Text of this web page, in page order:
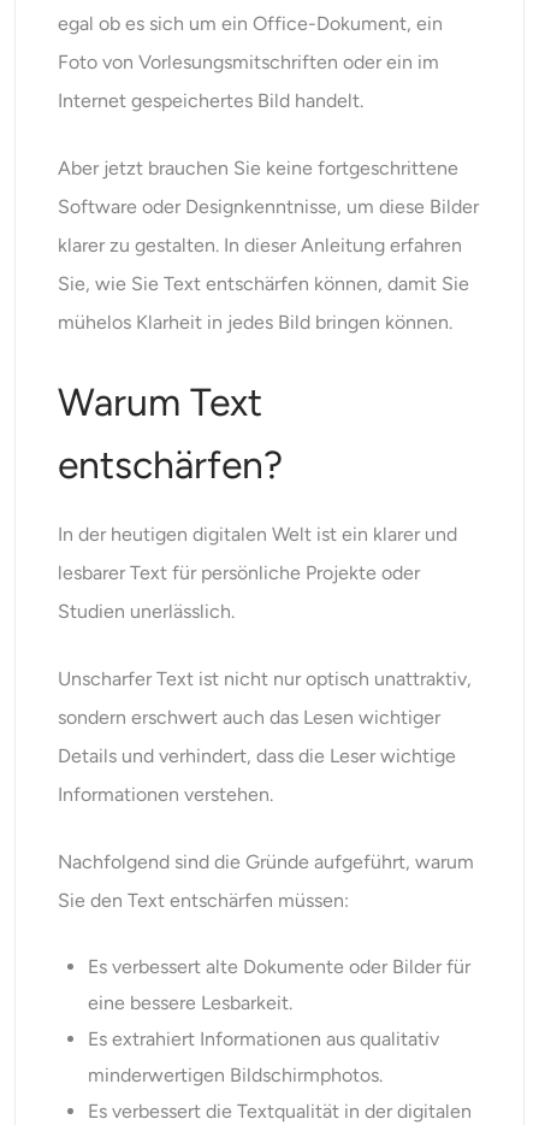
KI neu einfärben
Frisuren-Wechsler
Kleiderbügel
KI-Filter
Passfoto-Ersteller
Video-Werkzeuge
Videoeffekte
egal ob es sich um ein Office-Dokument, ein
Foto von Vorlesungsmitschriften oder ein im
Internet gespeichertes Bild handelt.
Aber jetzt brauchen Sie keine fortgeschrittene
Software oder Designkenntnisse, um diese Bilder
klarer zu gestalten. In dieser Anleitung erfahren
Sie, wie Sie Text entschärfen können, damit Sie
mühelos Klarheit in jedes Bild bringen können.
Warum Text
entschärfen?
In der heutigen digitalen Welt ist ein klarer und
lesbarer Text für persönliche Projekte oder
Studien unerlässlich.
Unscharfer Text ist nicht nur optisch unattraktiv,
sondern erschwert auch das Lesen wichtiger
Details und verhindert, dass die Leser wichtige
Informationen verstehen.
Nachfolgend sind die Gründe aufgeführt, warum
Sie den Text entschärfen müssen:
Es verbessert alte Dokumente oder Bilder für
eine bessere Lesbarkeit.
Es extrahiert Informationen aus qualitativ
minderwertigen Bildschirmphotos.
Es verbessert die Textqualität in der digitalen